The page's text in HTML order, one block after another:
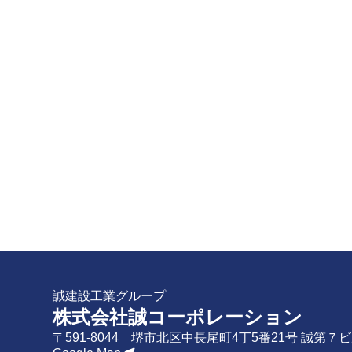
誠建設工業グループ
株式会社誠コーポレーション
〒591-8044 堺市北区中長尾町4丁5番21号 誠第７